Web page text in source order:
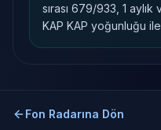
sırası 679/933, 1
KAP KAP yoğunluğu
Fon Radarına Dön